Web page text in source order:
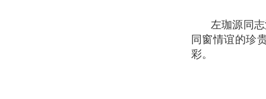
左珈源同志
同窗情谊的珍
彩。